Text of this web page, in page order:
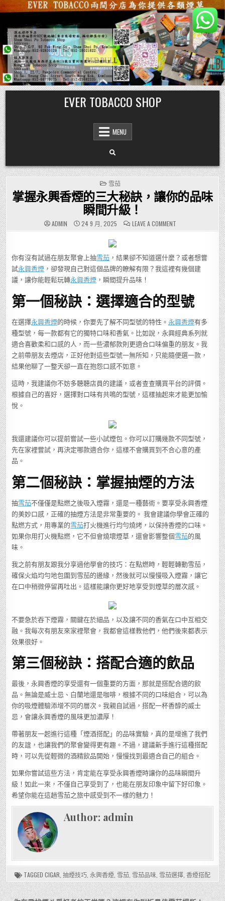
Skip
to
content
EVER TOBACCO SHOP
MENU
POSTED
IN
雪茄
掌握永興香煙的三大秘訣，讓你的品味
瞬間升級！
ADMIN 24 9 月, 2025 LEAVE A COMMENTON
掌
香
煙
的
三
讓
你
的
味
瞬
間
升
級！
你有沒有試過在朋友聚會上抽雪茄 ，結果卻不知道選什麼？或者想嘗
試永興香煙 ，卻發現自己對這個品牌的瞭解有限？我這裡有幾個建
議，讓你能輕鬆玩轉永興香煙 ，瞬間提升品味！
第一個秘訣：選擇適合的型號
在選擇永興香煙的時候，你要先了解不同型號的特性。永興香煙有多
種型號，每一款都有它的獨特口味和香氣。比如說，永興經典系列就
適合喜歡柔和口感的人，而一些濃郁款則更適合口味偏重的朋友。我
之前帶朋友去煙店，正好他對這些型號一無所知，只能隨便選一款，
結果他聊了一整天卻一直在抱怨口感不如意。
這時，我建議你不妨多聽聽店員的建議，或者查查購買平台的評價。
根據自己的喜好，選擇對口味有共鳴的型號，這樣抽起來才能更加愉
悅。
我還建議你可以提前嘗試一些小試煙包。你可以訂購幾款不同型號，
先在家裡嘗試，再決定哪款適合你，這樣不會購買到不合心意的產
品。
第二個秘訣：掌握抽煙的方法
抽雪茄不僅僅是點燃之後吸入煙霧，還是一種藝術。要享受永興香煙
的美妙口感，正確的抽煙方法是非常重要的。 我會建議你學會正確的
點燃方式，用專業的雪茄打火機進行均勻燒烤，以保持香煙的口味。
如果你用打火機點燃，它不但會燒壞煙草，還會影響整個雪茄的風
味。
我之前有朋友跟我分享過他學會的技巧：在點燃時，輕輕轉動雪茄，
確保火焰均勻地包圍到雪茄的邊緣，然後就可以慢慢吸入煙霧，讓它
在口中稍微停留再吐出。這樣能讓你更好地享受到煙草的層次感。
不要急於吞下煙霧，關鍵在於細品，以及讓不同的香氣在口中互相交
融。我每次有朋友來家裡聚會，我都會這樣教他們，他們後來都表示
效果很好。
第三個秘訣：搭配合適的飲品
最後，永興香煙的享受還有一個重要的方面，那就是搭配合適的飲
品。無論是威士忌、白蘭地還是咖啡，根據不同的口味組合，可以為
你的吸煙體驗添增不同的層次。我親自試過，搭配一杯香醇的威士
忌，會讓永興香煙的風味更加濃厚！
帶著朋友一起進行這種「煙酒搭配」的品味實驗，真的是增進了我們
的友誼，也讓我們的聚會變得更有趣。不過，建議新手進行這種搭配
時，可以先從輕微的酒精飲品開始，慢慢找到最適合自己的組合。
如果你嘗試這些方法，肯定能在享受永興香煙時讓你的品味瞬間升
級！如此一來，不僅自己享受到了，也能在朋友印象中留下好印象。
希望你能在這趟雪茄之旅中感受到不一樣的魅力！
Author: admin
TAGGED CIGAR 抽煙技巧 永興香煙 雪茄 雪茄品味 雪茄選擇 香煙搭配